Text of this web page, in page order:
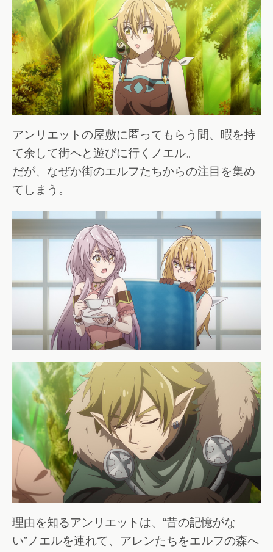
アンリエットの屋敷に匿ってもらう間、暇を持
て余して街へと遊びに行くノエル。
だが、なぜか街のエルフたちからの注目を集め
てしまう。
理由を知るアンリエットは、“昔の記憶がな
い”ノエルを連れて、アレンたちをエルフの森へ